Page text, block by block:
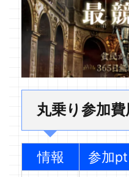
丸乗り参加費
情報 参加pt